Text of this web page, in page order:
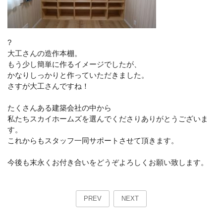
?
大工さんの造作本棚。
もう少し簡単に作るイメージでしたが、
かなりしっかりと作っていただきました。
さすが大工さんですね！
たくさんある建築会社の中から
私たちスカイホームズを選んでくださりありがとうございま
す。
これからもスタッフ一同サポートさせて頂きます。
今後も末永くお付き合いをどうぞよろしくお願い致します。
PREV NEXT